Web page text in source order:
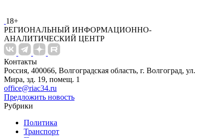
18+
РЕГИОНАЛЬНЫЙ ИНФОРМАЦИОННО-
АНАЛИТИЧЕСКИЙ ЦЕНТР
Контакты
Россия, 400066, Волгоградская область, г. Волгоград, ул.
Мира, зд. 19, помещ. 1
office@riac34.ru
Предложить новость
Рубрики
Политика
Транспорт